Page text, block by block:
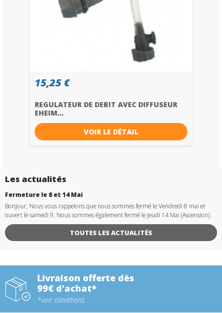
15,25 €
REGULATEUR DE DEBIT AVEC DIFFUSEUR
EHEIM...
VOIR LE DÉTAIL
Les actualités
Fermeture le 8 et 14 Mai
Bonjour, Nous vous rappelons que nous sommes fermé le Vendredi 8 mai et
ouvert le samedi 9. Nous sommes également fermé le Jeudi 14 Mai (Ascension).
TOUTES LES ACTUALITÉS
Livraison offerte dès
99€ d'achat*
*voir conditions